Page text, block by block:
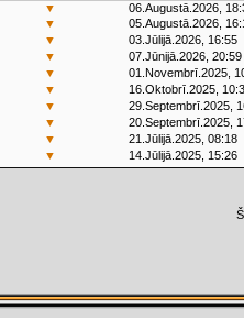
▼
06.Augustā.2026,
▼
05.Augustā.2026,
▼
03.Jūlijā.2026, 16:55
▼
07.Jūnijā.2026, 20:59
▼
01.Novembrī.2025,
▼
16.Oktobrī.2025,
▼
29.Septembrī.2025,
▼
20.Septembrī.2025,
▼
21.Jūlijā.2025, 08:18
▼ 14.Jūlijā.2025, 15:26